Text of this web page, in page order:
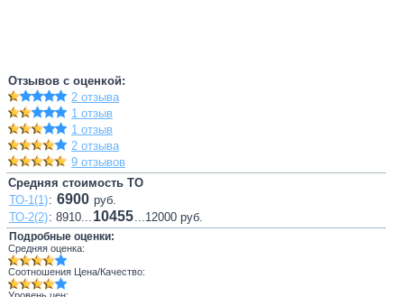
Отзывов с оценкой:
2 отзыва
1 отзыв
1 отзыв
2 отзыва
9 отзывов
Средняя стоимость ТО
ТО-1(1): 6900 руб.
ТО-2(2): 8910... 10455...12000 руб.
Подробные оценки:
Средняя оценка:
Соотношения Цена/Качество: